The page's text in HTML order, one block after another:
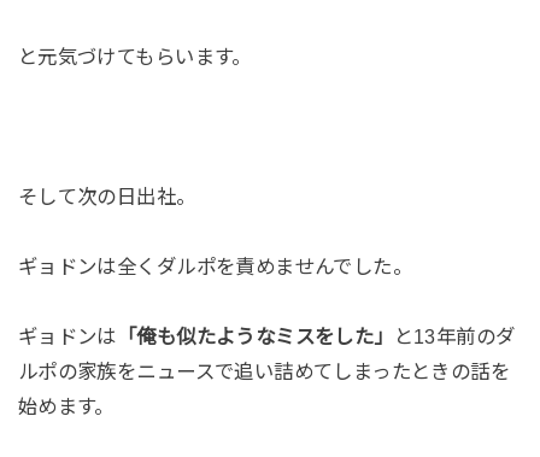
と元気づけてもらいます。
そして次の日出社。
ギョドンは全くダルポを責めませんでした。
ギョドンは 「俺も似たようなミスをした」
と13年前のダ
ルポの家族をニュースで追い詰めてしまったときの話を
始めます。